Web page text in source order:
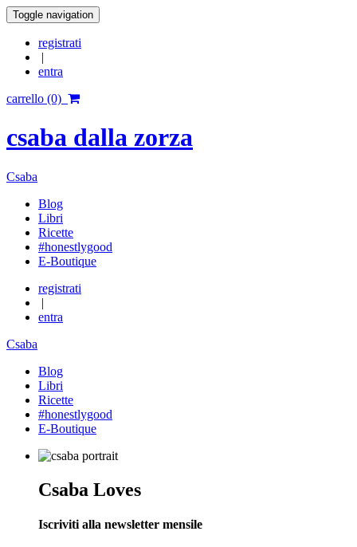
Toggle navigation
registrati
|
entra
carrello (0)
csaba dalla zorza
Csaba
Blog
Libri
Ricette
#honestlygood
E-Boutique
registrati
|
entra
Csaba
Blog
Libri
Ricette
#honestlygood
E-Boutique
Csaba Loves
Iscriviti alla newsletter mensile